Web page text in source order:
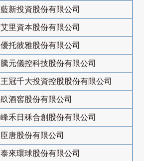
藍新投資股份有限公司
艾里資本股份有限公司
優托彼雅股份有限公司
騰元儀控科技股份有限公司
王冠千大投資控股股份有限公司
镹酒窖股份有限公司
峰禾日秝合創股份有限公司
臣唐股份有限公司
泰來環球股份有限公司